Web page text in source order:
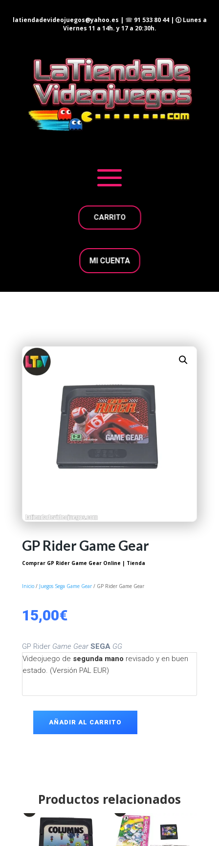
latiendadevideojuegos@yahoo.es | ☎ 91 533 80 44| 🕦 Lunes a
Viernes 11 a 14h. y 17 a 20:30h.
CARRITO
MI CUENTA
GP Rider Game Gear
Comprar GP Rider Game Gear Online | Tienda
Inicio/ Juegos Sega Game Gear/ GP Rider Game Gear
15,00€
GP Rider Game GearSEGA GG
Videojuego de segunda mano revisado y en buen
estado. (Versión PAL EUR)
Rider
AÑADIR AL CARRITO
Productos relacionados